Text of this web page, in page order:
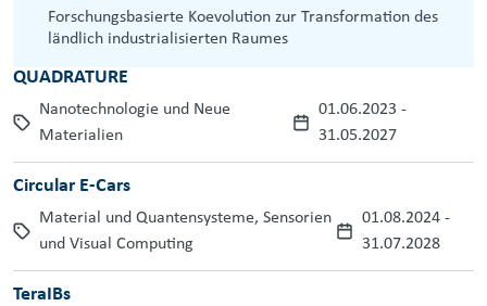
Forschungsbasierte Koevolution zur Transformation des
ländlich industrialisierten Raumes
QUADRATURE
Nanotechnologie und Neue
Materialien
01.06.2023 -
31.05.2027
Circular E-Cars
Material und Quantensysteme, Sensorien
und Visual Computing
01.08.2024-
31.07.2028
TeraIBs